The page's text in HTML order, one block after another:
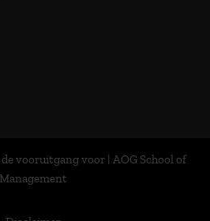
vooruitgang voor | AOG School of
Management